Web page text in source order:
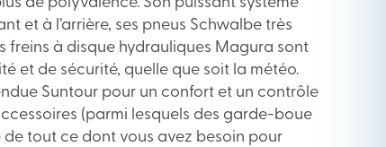
et à l’arrière, ses pneus Schwalbe très
freins à disque hydrauliques Magura sont
et de sécurité, quelle que soit la météo.
Suntour pour un confort et un contrôle
(parmi lesquels des garde-boue
de tout ce dont vous avez besoin pour